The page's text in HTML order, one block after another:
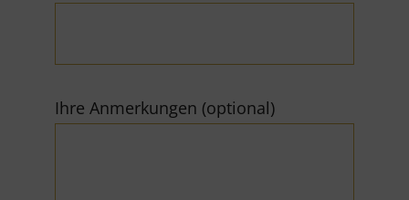
Ihre Anmerkungen (optional)